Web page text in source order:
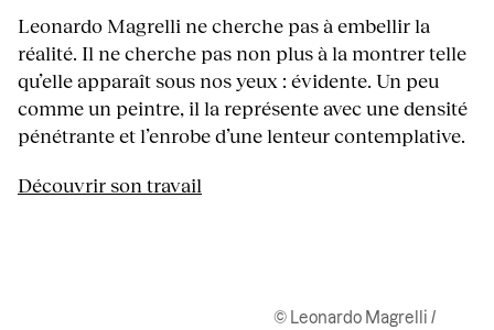
Leonardo Magrelli ne cherche pas à embellir la
réalité. Il ne cherche pas non plus à la montrer telle
qu’elle apparaît sous nos yeux : évidente. Un peu
comme un peintre, il la représente avec une densité
pénétrante et l’enrobe d’une lenteur contemplative.
Découvrir son travail
© Leonardo Magrelli /